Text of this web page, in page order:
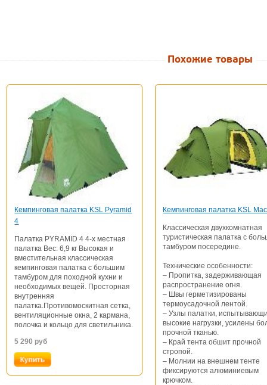
Похожие товары
Кемпинговая палатка KSL Pyramid
4
Палатка PYRAMID 4 4-х местная
палатка Вес: 6,9 кг Высокая и
вместительная классическая
кемпинговая палатка с большим
тамбуром для походной кухни и
необходимых вещей. Просторная
внутренняя
палатка.Противомоскитная сетка,
вентиляционные окна, 2 кармана,
полочка и кольцо для светильника.
5 290 руб
Кемпинговая палатка KSL
Классическая двухкомнатная
туристическая палатка с
тамбуром посередине.
Технические особенности:
– Пропитка, задерживающая
распространение огня.
– Швы герметизированы
термоусадочной лентой.
– Узлы палатки,
высокие нагрузки, усилены
прочной тканью.
– Край тента обшит прочной
стропой.
– Молнии на внешнем тенте
фиксируются алюминиевым
крючком.